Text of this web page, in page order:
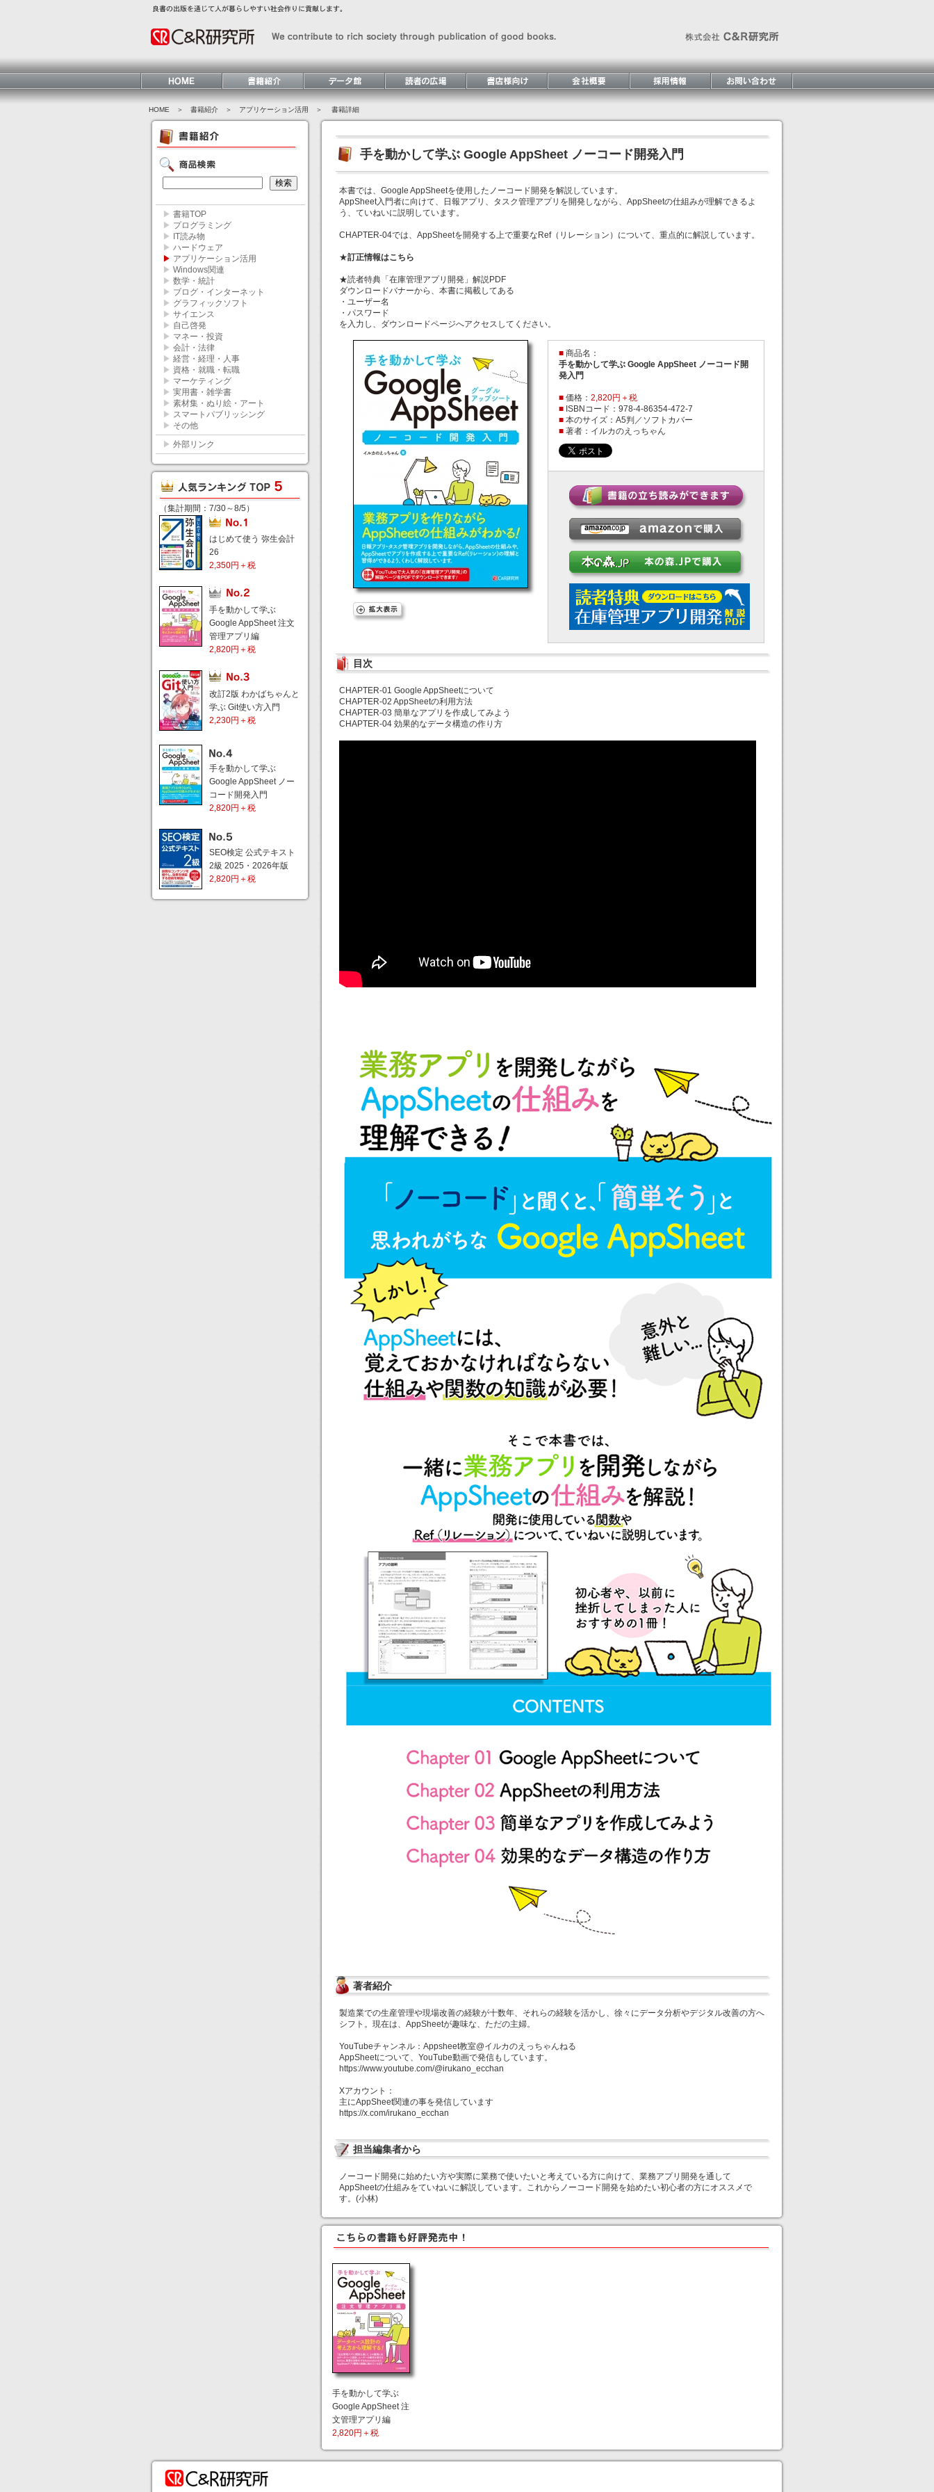
HOME ＞ 書籍紹介 ＞ アプリケーション活用 ＞ 書籍詳細
▶ 書籍TOP
▶ プログラミング
▶
IT読み物
▶ ハードウェア
▶ アプリケーション活用
▶ Windows関連
▶ 数学・統計
▶ ブログ・インターネット
▶ グラフィックソフト
▶ サイエンス
▶ 自己啓発
▶ マネー・投資
▶ 会計・法律
▶ 経営・経理・人事
▶ 資格・就職・転職
▶ マーケティング
▶ 実用書・雑学書
▶ 素材集・ぬり絵・アート
▶ スマートパブリッシング
▶ その他
▶ 外部リンク
（集計期間：7/30～8/5）
はじめて使う 弥生会計
26
2,350円＋税
手を動かして学ぶ
Google AppSheet 注文
管理アプリ編
2,820円＋税
改訂2版 わかばちゃんと
学ぶ Git使い方入門
2,230円＋税
手を動かして学ぶ
Google AppSheet ノー
コード開発入門
2,820円＋税
SEO検定 公式テキスト
2級 2025・2026年版
2,820円＋税
手を動かして学ぶ Google AppSheet ノーコード開発入門
本書では、Google AppSheetを使用したノーコード開発を解説しています。
AppSheet入門者に向けて、日報アプリ、タスク管理アプリを開発しながら、AppSheetの仕組みが理解できるよ
う、ていねいに説明しています。
CHAPTER-04では、AppSheetを開発する上で重要なRef（リレーション）について、重点的に解説しています。
★訂正情報はこちら
★読者特典「在庫管理アプリ開発」解説PDF
ダウンロードバナーから、本書に掲載してある
・ユーザー名
・パスワード
を入力し、ダウンロードページへアクセスしてください。
■商品名：
手を動かして学ぶ Google AppSheet ノーコード開
発入門
■価格： 2,820円＋税
■ISBNコード：978-4-86354-472-7
■本のサイズ：A5判／ソフトカバー
■著者：イルカのえっちゃん
目次
CHAPTER-01 Google AppSheetについて
CHAPTER-02 AppSheetの利用方法
CHAPTER-03 簡単なアプリを作成してみよう
CHAPTER-04 効果的なデータ構造の作り方
著者紹介
製造業での生産管理や現場改善の経験が十数年、それらの経験を活かし、徐々にデータ分析やデジタル改善の方へ
シフト。現在は、AppSheetが趣味な、ただの主婦。
YouTubeチャンネル：Appsheet教室@イルカのえっちゃんねる
AppSheetについて、YouTube動画で発信もしています。
https://www.youtube.com/@irukano_ecchan
Xアカウント：
主にAppSheet関連の事を発信しています
https://x.com/irukano_ecchan
担当編集者から
ノーコード開発に始めたい方や実際に業務で使いたいと考えている方に向けて、業務アプリ開発を通して
AppSheetの仕組みをていねいに解説しています。これからノーコード開発を始めたい初心者の方にオススメで
す。(小林)
手を動かして学ぶ
Google AppSheet 注
文管理アプリ編
2,820円＋税